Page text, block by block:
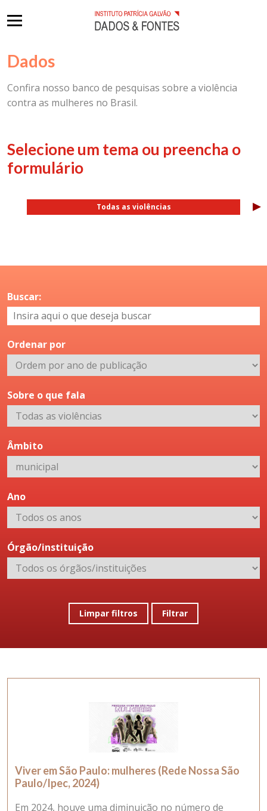
Dados
Confira nosso banco de pesquisas sobre a violência
contra as mulheres no Brasil.
Selecione um tema ou preencha o
formulário
▸
Todas as violências
Buscar:
Ordenar por
Sobre o que fala
Âmbito
Ano
Órgão/instituição
Limpar filtros Filtrar
Viver em São Paulo: mulheres (Rede Nossa São
Paulo/Ipec, 2024)
Em 2024, houve uma diminuição no número de